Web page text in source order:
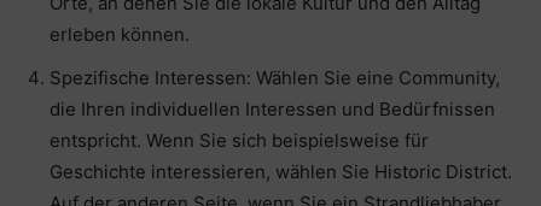
erleben können.
Spezifische Interessen: Wählen Sie eine Community,
die Ihren individuellen Interessen und Bedürfnissen
entspricht. Wenn Sie sich beispielsweise für
Geschichte interessieren, wählen Sie Historic District.